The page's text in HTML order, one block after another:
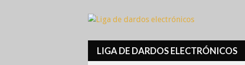
LIGA DE DARDOS ELECTRÓNICOS